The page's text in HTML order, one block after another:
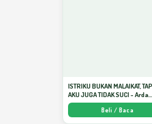
ISTRIKU BUKAN MALAIKAT,
AKU JUGA TIDAK SUCI - Arda
Dinata
Beli / Baca